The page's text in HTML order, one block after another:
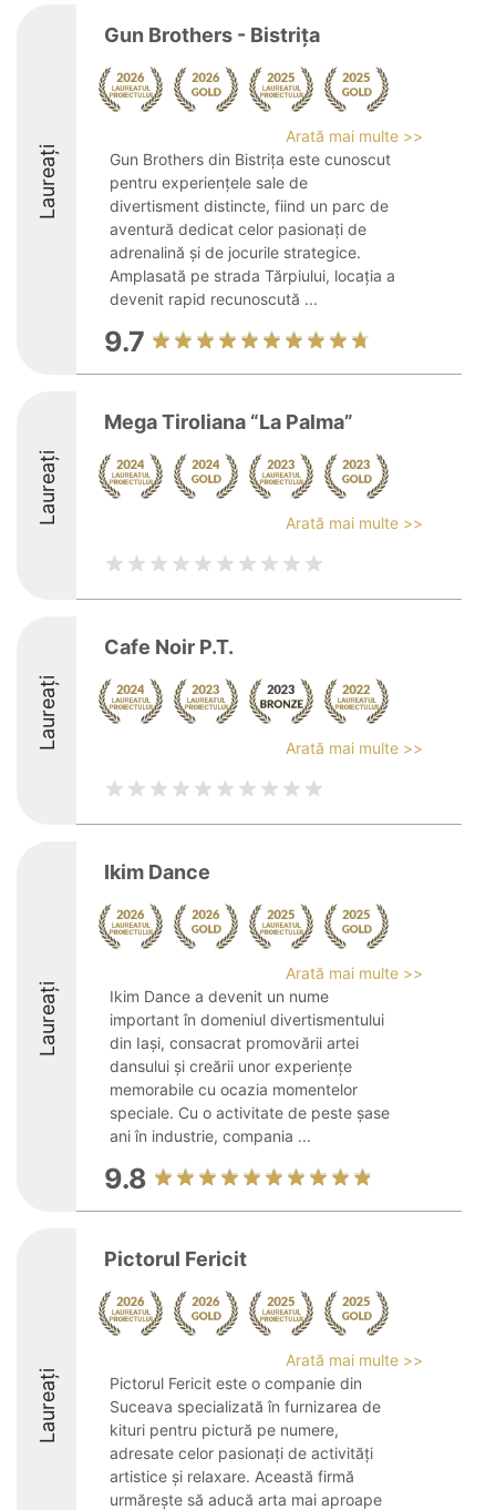
Laureați
Gun Brothers - Bistrița
Arată mai multe >>
Gun Brothers din Bistrița este cunoscut
pentru experiențele sale de
divertisment distincte, fiind un parc de
aventură dedicat celor pasionați de
adrenalină și de jocurile strategice.
Amplasată pe strada Tărpiului, locația a
devenit rapid recunoscută ...
9.7
Laureați
Mega Tiroliana “La Palma”
Arată mai multe >>
Laureați
Cafe Noir P.T.
Arată mai multe >>
Laureați
Ikim Dance
Arată mai multe >>
Ikim Dance a devenit un nume
important în domeniul divertismentului
din Iași, consacrat promovării artei
dansului și creării unor experiențe
memorabile cu ocazia momentelor
speciale. Cu o activitate de peste șase
ani în industrie, compania ...
9.8
Laureați
Pictorul Fericit
Arată mai multe >>
Pictorul Fericit este o companie din
Suceava specializată în furnizarea de
kituri pentru pictură pe numere,
adresate celor pasionați de activități
artistice și relaxare. Această firmă
urmărește să aducă arta mai aproape